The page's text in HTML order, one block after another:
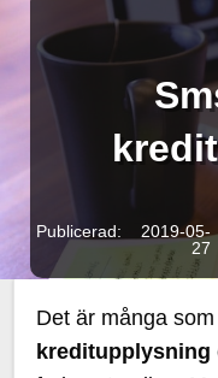
Publicerad: 2019-05-
27
Det är många
kreditupplysning